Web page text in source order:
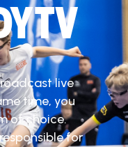
live
time, you
of choice.
for